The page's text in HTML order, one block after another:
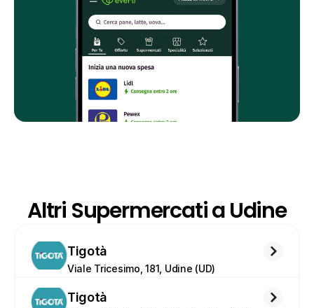
Altri Supermercati a Udine
Tigotà
Viale Tricesimo, 181, Udine (UD)
Tigotà